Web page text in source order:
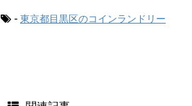
- 東京都目黒区のコインランドリー